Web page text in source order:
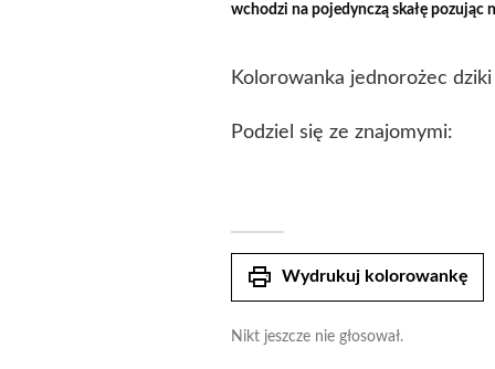
wchodzi na pojedynczą skałę pozując
Kolorowanka jednorożec
Podziel się ze znajomymi:
print Wydrukuj kolorowankę
Nikt jeszcze nie głosował.